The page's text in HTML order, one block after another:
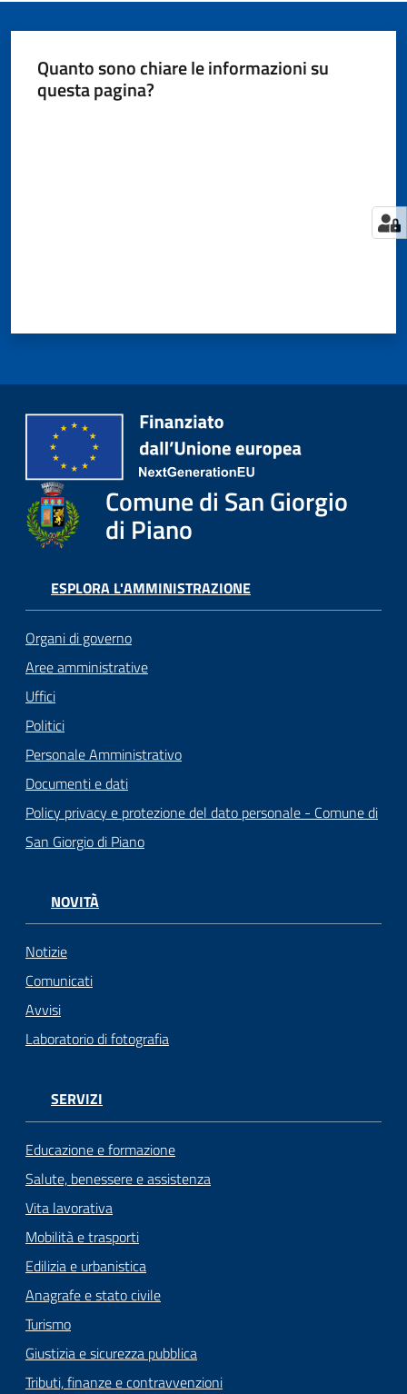
Quanto sono chiare le informazioni su
questa pagina?
Comune di San Giorgio
di Piano
ESPLORA L'AMMINISTRAZIONE
Organi di governo
Aree amministrative
Uffici
Politici
Personale Amministrativo
Documenti e dati
Policy privacy e protezione del dato personale - Comune di
San Giorgio di Piano
NOVITÀ
Notizie
Comunicati
Avvisi
Laboratorio di fotografia
SERVIZI
Educazione e formazione
Salute, benessere e assistenza
Vita lavorativa
Mobilità e trasporti
Edilizia e urbanistica
Anagrafe e stato civile
Turismo
Giustizia e sicurezza pubblica
Tributi, finanze e contravvenzioni